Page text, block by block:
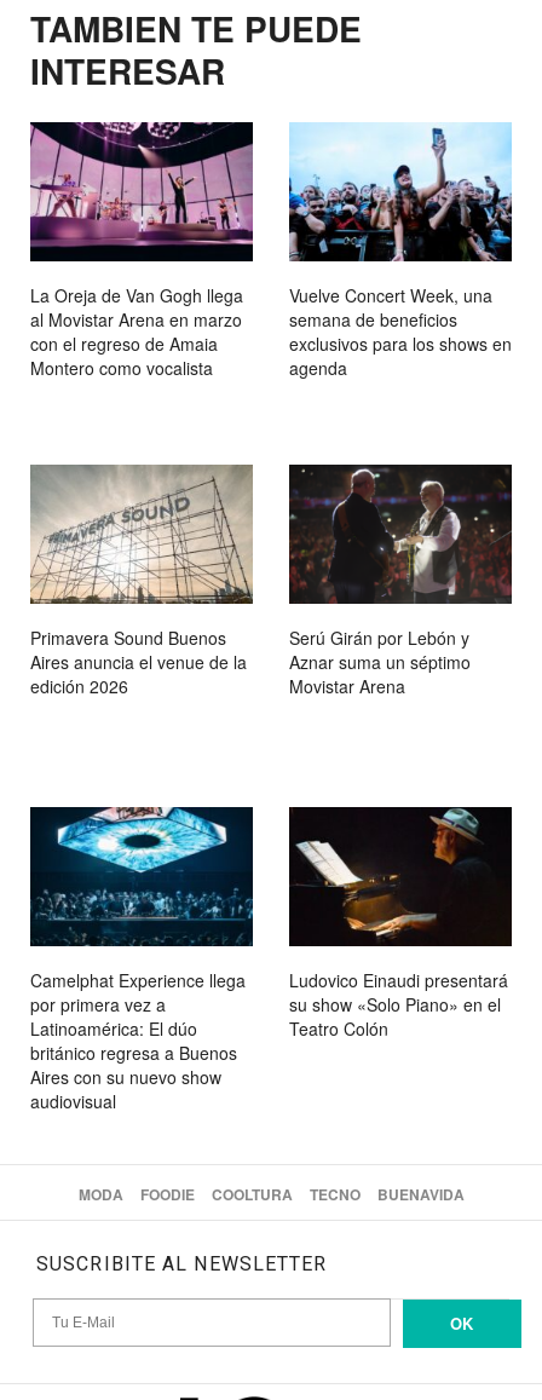
TAMBIEN TE PUEDE
INTERESAR
La Oreja de Van Gogh llega
al Movistar Arena en marzo
con el regreso de Amaia
Montero como vocalista
Vuelve Concert Week, una
semana de beneficios
exclusivos para los shows en
agenda
Primavera Sound Buenos
Aires anuncia el venue de la
edición 2026
Serú Girán por Lebón y
Aznar suma un séptimo
Movistar Arena
Camelphat Experience llega
por primera vez a
Latinoamérica: El dúo
británico regresa a Buenos
Aires con su nuevo show
audiovisual
Ludovico Einaudi presentará
su show «Solo Piano» en el
Teatro Colón
MODA FOODIE COOLTURA TECNO BUENAVIDA
SUSCRIBITE AL NEWSLETTER
OK